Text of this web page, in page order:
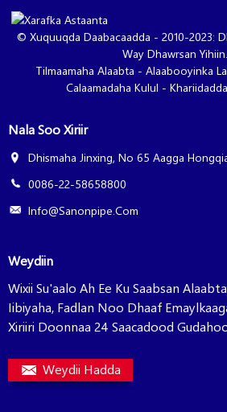
© Xuquuqda Daabacaadda - 2010-2023:
Way Dhawrsan Yihiin.
Tilmaamaha Alaabta -Alaabooyinka
Calaamadaha Kulul -
Nala Soo Xiriir
Dhismaha Jinxing, No 65 Aagga
0086-22-58658800
Info@sanonpipe.com
Weydiin
Wixii Su'aalo Ah Ee Ku Saabsan
Iibiyaha, Fadlan Noo Dhaaf
Xiriiri Doonnaa 24 Saacadood
Weydii Hadda